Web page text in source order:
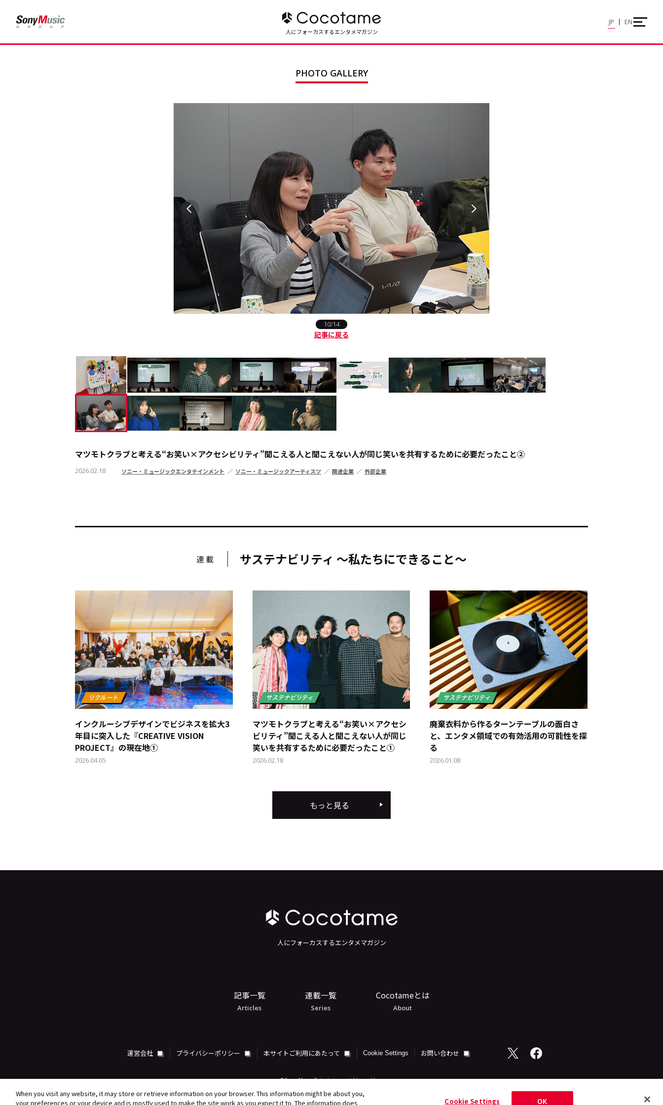
トップ Top
Cocotameとは
#サステナブルな取り組み
#リクルート
運営会社 プライバシーポリシー 本サイトご利用にあたって Cookie Settings お問い合わせ JP EN
人にフォーカスするエンタメマガジン
JP EN
PHOTO GALLERY
10/14
記事に戻る
マツモトクラブと考える“お笑い×アクセシビリティ”――聞こえる人と聞こえない人が同じ笑いを共有するために必要だったこと②
2026.02.18 ソニー・ミュージックエンタテインメント ソニー・ミュージックアーティスツ 関連企業 外部企業
連載 サステナビリティ ～私たちにできること～
インクルーシブデザインでビジネスを拡大――3
年目に突入した『CREATIVE VISION
PROJECT』の現在地①
2026.04.05
マツモトクラブと考える“お笑い×アクセシ
ビリティ”――聞こえる人と聞こえない人が同じ
笑いを共有するために必要だったこと①
2026.02.18
廃棄衣料から作るターンテーブルの面白さ
と、エンタメ領域での有効活用の可能性を探
る
2026.01.08
もっと見る
人にフォーカスするエンタメマガジン
記事一覧
Articles
連載一覧
Series
Cocotameとは
About
運営会社 プライバシーポリシー 本サイトご利用にあたって Cookie Settings お問い合わせ
©Sony Music Entertainment (Japan) Inc.
When you visit any website, it may store or retrieve information on your browser. This information might be about you,
your preferences or your device and is mostly used to make the site work as you expect it to. The information does
Cookie Settings OK